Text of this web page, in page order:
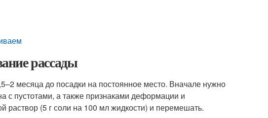
рассады
месяца до посадки на постоянное место. Вначале нужно
с пустотами, а также признаками деформации и
раствор (5 г соли на 100 мл жидкости) и перемешать.